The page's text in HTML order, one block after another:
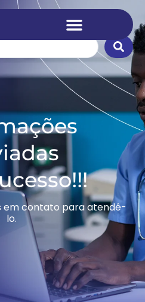
em contato para atendê-
lo.